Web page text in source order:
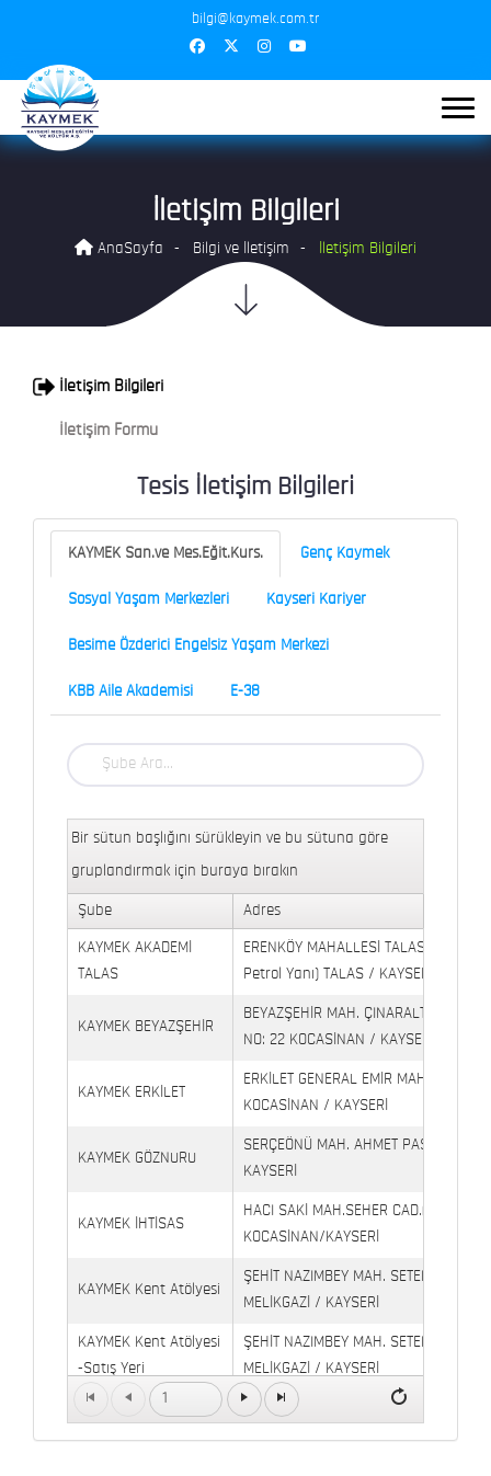
bilgi@kaymek.com.tr
İletişim Bilgileri
AnaSayfa Bilgi ve İletişim İletişim Bilgileri
İletişim Bilgileri
İletişim Formu
Tesis İletişim Bilgileri
KAYMEK San.ve Mes.Eğit.Kurs. Genç Kaymek
Sosyal Yaşam Merkezleri Kayseri Kariyer
Besime Özderici Engelsiz Yaşam Merkezi
KBB Aile Akademisi E-38
Bir sütun başlığını sürükleyin ve bu sütuna göre
gruplandırmak için buraya bırakın
Şube Adres
KAYMEK AKADEMİ
TALAS
ERENKÖY MAHALLESİ TALAS
Petrol Yanı) TALAS / KAYSERİ
KAYMEK BEYAZŞEHİR
BEYAZŞEHİR MAH. ÇINARALTI
NO: 22 KOCASİNAN / KAYSERİ
KAYMEK ERKİLET
ERKİLET GENERAL EMİR MAH.
KOCASİNAN / KAYSERİ
KAYMEK GÖZNURU
SERÇEÖNÜ MAH. AHMET PAŞA CAD.
KAYSERİ
KAYMEK İHTİSAS
HACI SAKİ MAH.SEHER CAD.(6009
KOCASİNAN/KAYSERİ
KAYMEK Kent Atölyesi
ŞEHİT NAZIMBEY MAH. SETENÖNÜ
MELİKGAZİ / KAYSERİ
KAYMEK Kent Atölyesi
-Satış Yeri
ŞEHİT NAZIMBEY MAH. SETENÖNÜ
MELİKGAZİ / KAYSERİ
Kaymek Köşk Sosyal
Köşk Mahallesi, Orgeneral Eşref Bitlis
1